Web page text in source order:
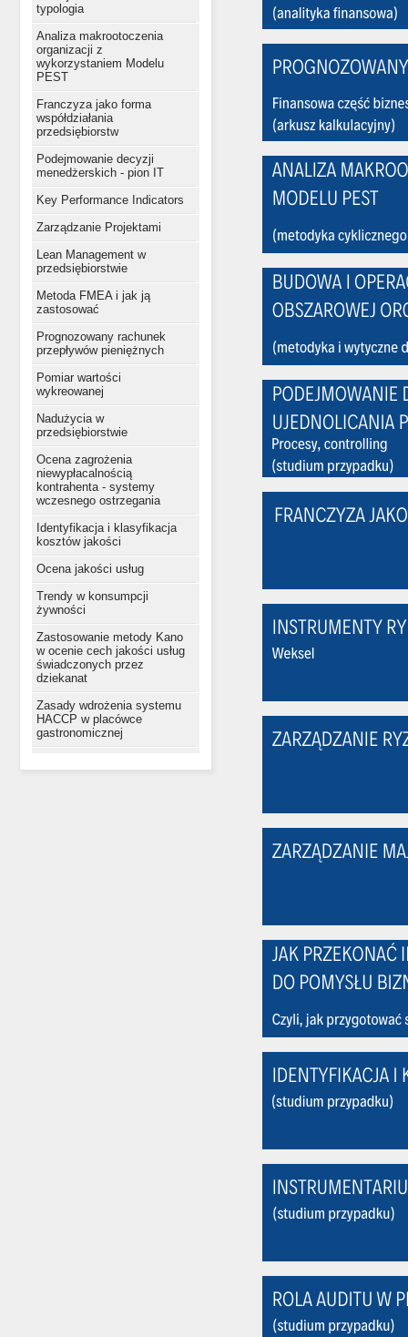
typologia
Analiza makrootoczenia
organizacji z
wykorzystaniem Modelu
PEST
Franczyza jako forma
współdziałania
przedsiębiorstw
Podejmowanie decyzji
menedżerskich - pion IT
Key Performance Indicators
Zarządzanie Projektami
Lean Management w
przedsiębiorstwie
Metoda FMEA i jak ją
zastosować
Prognozowany rachunek
przepływów pieniężnych
Pomiar wartości
wykreowanej
Nadużycia w
przedsiębiorstwie
Ocena zagrożenia
niewypłacalnością
kontrahenta - systemy
wczesnego ostrzegania
Identyfikacja i klasyfikacja
kosztów jakości
Ocena jakości usług
Trendy w konsumpcji
żywności
Zastosowanie metody Kano
w ocenie cech jakości usług
świadczonych przez
dziekanat
Zasady wdrożenia systemu
HACCP w placówce
gastronomicznej